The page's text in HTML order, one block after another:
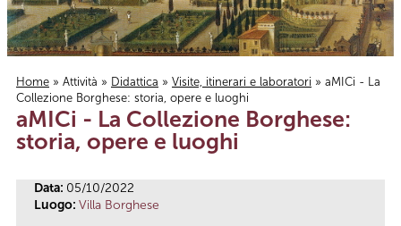
Tu sei qui
Home » Attività » Didattica » Visite, itinerari e laboratori » aMICi - La
Collezione Borghese: storia, opere e luoghi
aMICi - La Collezione Borghese:
storia, opere e luoghi
Data: 05/10/2022
Luogo: Villa Borghese